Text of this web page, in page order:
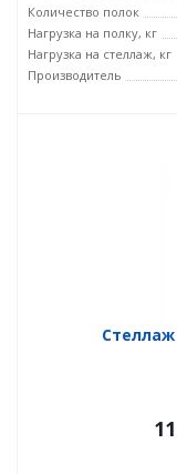
Количество полок
Нагрузка на полку, кг
Нагрузка на стеллаж, кг
Производитель